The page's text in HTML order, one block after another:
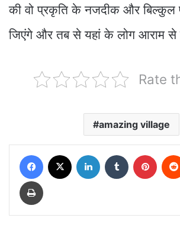
की वो प्रकृति के नजदीक और बिल्कुल
जिएंगे और तब से यहां के लोग आराम से
Rate
amazing village
Facebook LinkedIn Tumblr
Print